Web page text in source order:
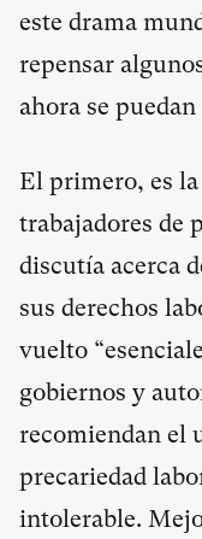
este drama
repensar
ahora se
El primero, es
trabajadores de
discutía acerca
sus derechos
vuelto
gobiernos y
recomiendan el
precariedad
intolerable.